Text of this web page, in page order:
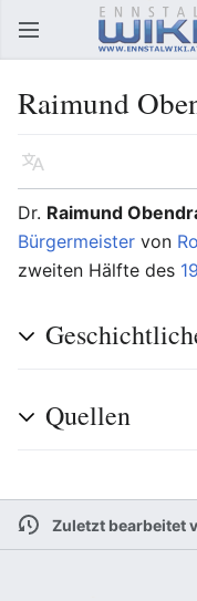
Hauptmenü öffnen
Raimund
Sprache
Dr. Raimund
Bürgermeister von
zweiten Hälfte des
Quellen
Zuletzt bearbeitet